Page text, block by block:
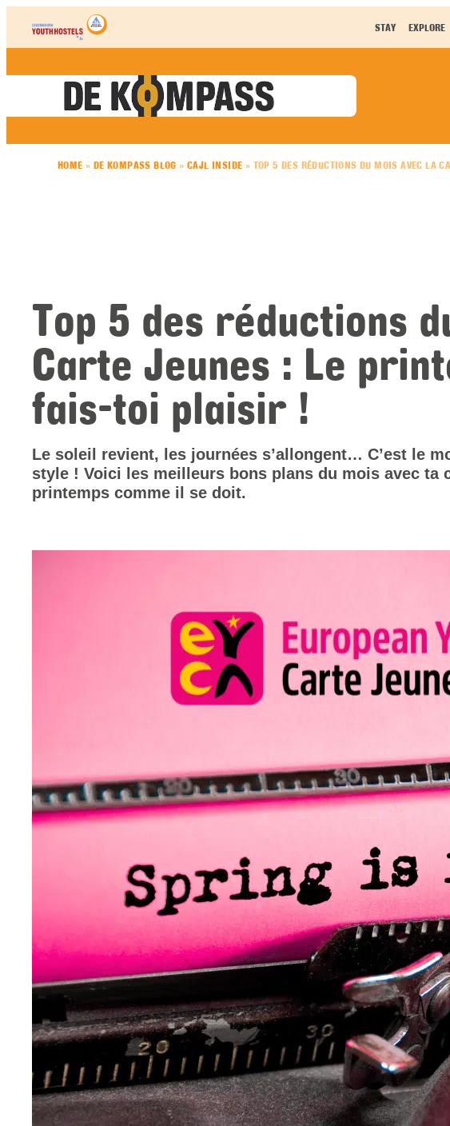
STAY EXPLORE
HOME » DE KOMPASS BLOG »CAJL INSIDE » TOP 5 DES RÉDUCTIONS DU MOIS AVEC LA
Top 5 des réductions
Carte Jeunes : Le
fais-toi plaisir !
Le soleil revient, les journées s’allongent… C’est le
style ! Voici les meilleurs bons plans du mois avec ta
printemps comme il se doit.